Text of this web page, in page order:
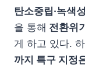
탄소중립·녹색
을 통해 전환위
게 하고 있다.
까지 특구 지정